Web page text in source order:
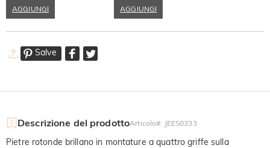
AGGIUNGI AGGIUNGI
Salve
Descrizione del prodottoArticolo#: JEES0333
Pietre rotonde brillano in montature a quattro griffe sulla